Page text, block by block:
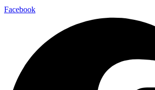
Facebook